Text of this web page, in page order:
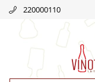
220000110